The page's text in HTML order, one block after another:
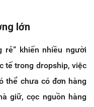
lớn
rẻ” khiến nhiều người
tế trong dropship, việc
thể chưa có đơn hàng
giữ, cọc nguồn hàng